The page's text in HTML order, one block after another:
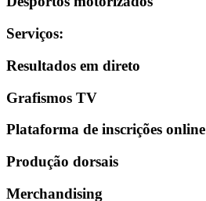
Serviços:
Resultados em direto
Grafismos TV
Plataforma de inscrições online
Produção dorsais
Merchandising